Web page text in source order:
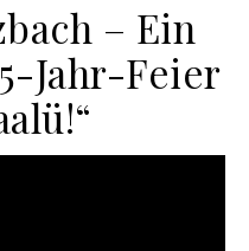
– Ein
Jahr-Feier